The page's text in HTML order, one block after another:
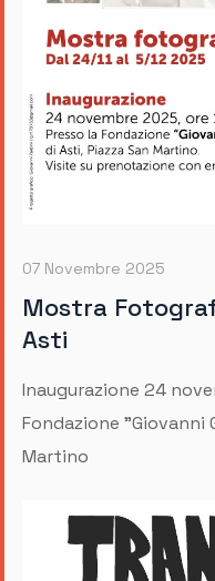
07 Novembre 2025
Mostra
Asti
Inaugurazione 24
Fondazione "Giovanni
Martino